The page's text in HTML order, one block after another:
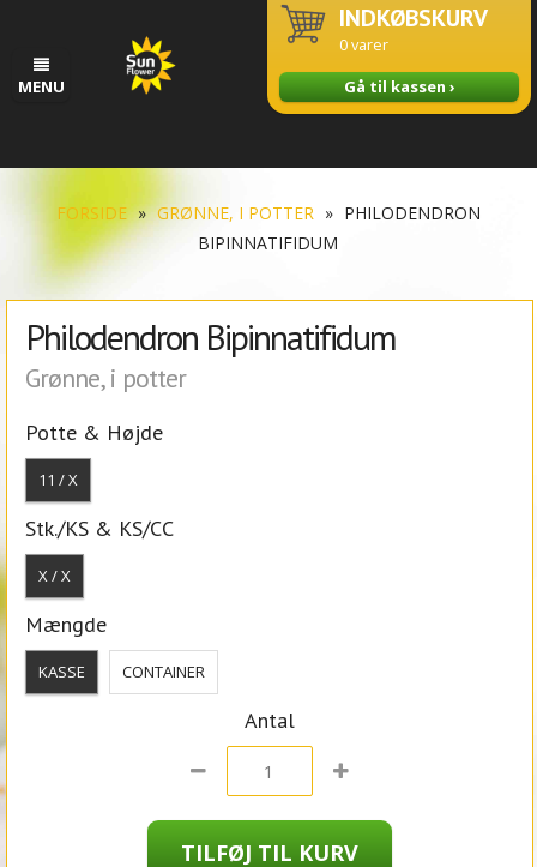
MENU
INDKØBSKURV
0varer
Gå til kassen ›
FORSIDE » GRØNNE, I POTTER » PHILODENDRON
BIPINNATIFIDUM
Philodendron Bipinnatifidum
Grønne, i potter
Potte & Højde
11 / X
Stk./KS & KS/CC
X / X
Mængde
KASSE CONTAINER
Antal